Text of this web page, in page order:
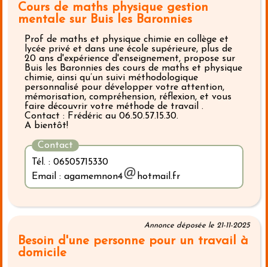
Cours de maths physique gestion
mentale sur Buis les Baronnies
Prof de maths et physique chimie en collège et
lycée privé et dans une école supérieure, plus de
20 ans d'expérience d'enseignement, propose sur
Buis les Baronnies des cours de maths et physique
chimie, ainsi qu’un suivi méthodologique
personnalisé pour développer votre attention,
mémorisation, compréhension, réflexion, et vous
faire découvrir votre méthode de travail .
Contact : Frédéric au 06.50.57.15.30.
A bientôt!
Contact
Tél. : 06505715330
Email : agamemnon4
hotmail.fr
Annonce déposée le 21-11-2025
Besoin d'une personne pour un travail à
domicile